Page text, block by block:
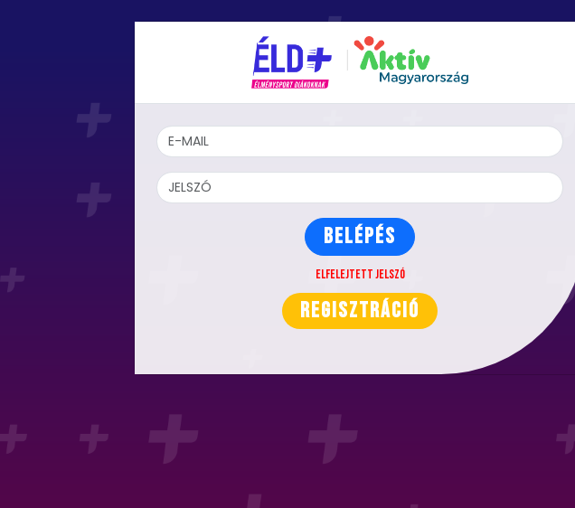
BELÉPÉS
Elfelejtett jelszó
REGISZTRÁCIÓ